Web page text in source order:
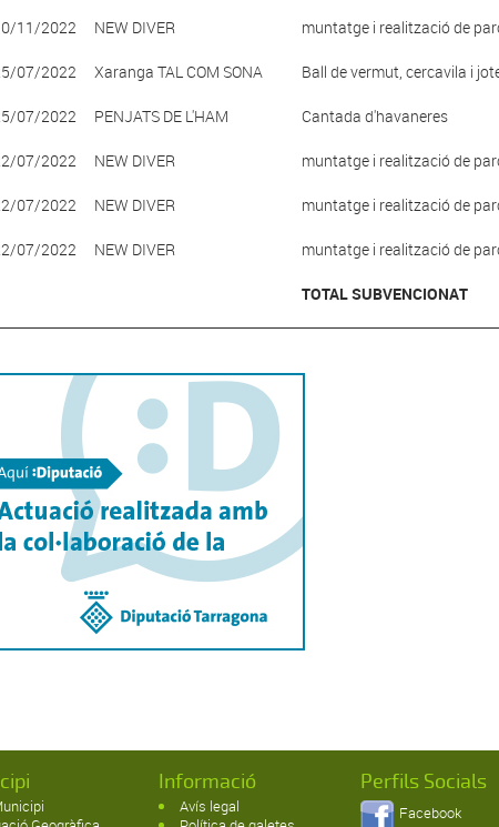
11/2022 NEW DIVER muntatge i realització de
07/2022 Xaranga TAL COM SONA Ball de vermut, cercavila i
07/2022 PENJATS DE L'HAM Cantada d'havaneres
07/2022 NEW DIVER muntatge i realització de
07/2022 NEW DIVER muntatge i realització de
07/2022 NEW DIVER muntatge i realització de
TOTAL SUBVENCIONAT
Informació
Avís legal
Perfils Socials
Facebook